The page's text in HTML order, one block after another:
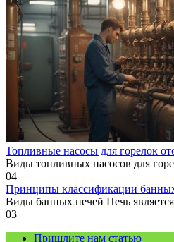
Топливные насосы для горелок
Виды топливных насосов для
04
Принципы классификации
Виды банных печей Печь
03
Пришлите нам статью